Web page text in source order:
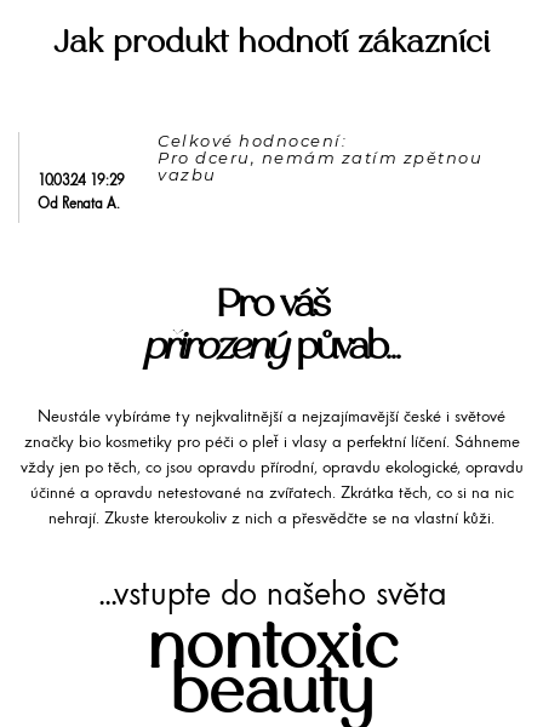
Jak produkt hodnotí zákazníci
10.03.24 19:29
Od Renata A.
Celkové hodnocení:
Pro dceru, nemám zatím zpětnou
Pro váš
přirozenýpůvab...
Neustále vybíráme ty nejkvalitnější a nejzajímavější české i světové
značky bio kosmetiky pro péči o pleť i vlasy a perfektní líčení. Sáhneme
vždy jen po těch, co jsou opravdu přírodní, opravdu ekologické, opravdu
účinné a opravdu netestované na zvířatech. Zkrátka těch, co si na nic
nehrají. Zkuste kteroukoliv z nich a přesvědčte se na vlastní kůži.
...vstupte do našeho světa
nontoxic
beauty